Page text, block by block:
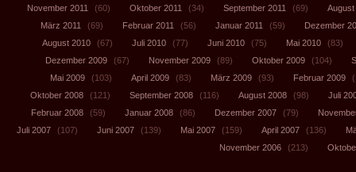
November 2011
(60) Oktober 2011 (34) September 2011 (69)
August
März 2011
(69) Februar 2011 (56) Januar 2011 (59)
Dezember
August 2010
(67) Juli 2010 (77) Juni 2010 (75) Mai 2010
(83)
Dezember 2009
(67) November 2009 (89) Oktober 2009 (104)
Mai 2009
(103) April 2009 (83) März 2009 (93) Februar 2009
Oktober 2008
(121) September 2008 (116) August 2008 (98)
Juli
Februar 2008
(59) Januar 2008 (86) Dezember 2007 (79)
Juli 2007
(107) Juni 2007 (139) Mai 2007 (159) April 2007 (136)
November 2006
(213)